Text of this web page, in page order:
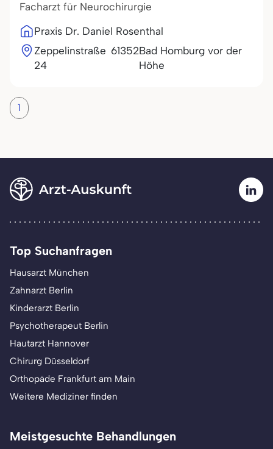
Facharzt für Neurochirurgie
Praxis Dr. Daniel Rosenthal
Zeppelinstraße
24
61352Bad Homburg vor der
Höhe
1
Top Suchanfragen
Hausarzt München
Zahnarzt Berlin
Kinderarzt Berlin
Psychotherapeut Berlin
Hautarzt Hannover
Chirurg Düsseldorf
Orthopäde Frankfurt am Main
Weitere Mediziner finden
Meistgesuchte Behandlungen